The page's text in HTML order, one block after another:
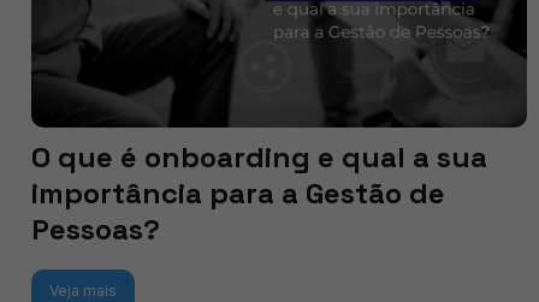
O que é onboarding e qual a sua
importância para a Gestão de
Pessoas?
Veja mais